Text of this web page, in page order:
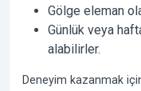
Gölge eleman
Günlük veya
alabilirler.
Deneyim kazanmak